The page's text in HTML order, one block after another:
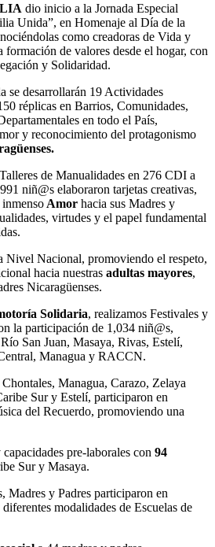
dio inicio a la Jornada Especial
Unida”, en Homenaje al Día de la
como creadoras de Vida y
formación de valores desde el hogar, con
y Solidaridad.
se desarrollarán 19 Actividades
réplicas en Barrios, Comunidades,
en todo el País,
y reconocimiento del protagonismo
de Manualidades en 276 CDI a
niñ@s elaboraron tarjetas creativas,
Amor hacia sus Madres y
virtudes y el papel fundamental
Nivel Nacional, promoviendo el respeto,
hacia nuestras adultas mayores,
Nicaragüenses.
Solidaria, realizamos Festivales y
la participación de 1,034 niñ@s,
San Juan, Masaya, Rivas, Estelí,
Managua y RACCN.
Managua, Carazo, Zelaya
Sur y Estelí, participaron en
del Recuerdo, promoviendo una
pre-laborales con 94
Sur y Masaya.
Madres y Padres participaron en
diferentes modalidades de Escuelas de